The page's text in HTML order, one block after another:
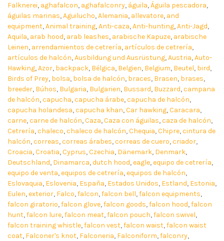
Falknerei, aghafalcon, aghafalconry, águila,Águila pescadora,
águilas marinas,Aguilucho,Alemania, allevatore, and
equipment,Animal training,Anti-caza,Anti-hunting,Anti-Jagd,
Aquila, arab hood, arab leashes, arabische Kapuze, arabische
Leinen, arrendamientos de cetrería, artículos de cetrería,
artículos de halcón,Ausbildung und Ausrüstung,Austria,Auto-
Hawking,Azor, backpack, Bélgica, Belgien, Belgium, Beutel, bird,
Birds of Prey, bolsa, bolsa de halcón, braces, Brasen, brases,
breeder, Búhos, Bulgaria, Bulgarien, Bussard, Buzzard,campana
de halcón,capucha,capucha árabe,capucha de halcón,
capucha holandesa,capucha khan,Car hawking,Caracara,
carne,carne de halcón,Caza,Caza con águilas,caza de halcón,
Cetrería,chaleco,chaleco de halcón,Chequia,Chipre,cintura de
halcón,correas,correas árabes,correas de cuero,criador,
Croacia,Croatia,Cyprus,Czechia, Dänemark, Denmark,
Deutschland, Dinamarca,dutch hood,eagle,equipo de cetrería,
equipo de venta,equipos de cetrería,equipos de halcón,
Eslovaquia, Eslovenia, España, Estados Unidos, Estland, Estonia,
Eulen,exterior, Falco,falcon,falcon bell,falcon equipments,
falcon giratorio,falcon glove,falcon goods,falcon hood,falcon
hunt,falcon lure,falcon meat,falcon pouch,falcon swivel,
falcon training whistle,falcon vest,falcon waist,falcon waist
coat, Falconer's knot, Falconeria, Falconiform,falconry,